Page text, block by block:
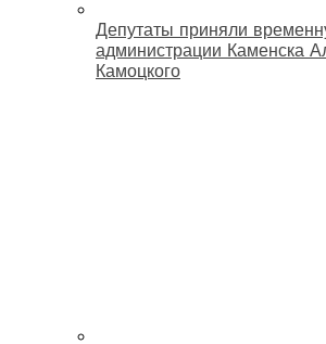
Депутаты приняли
администрации Каменска
Камоцкого